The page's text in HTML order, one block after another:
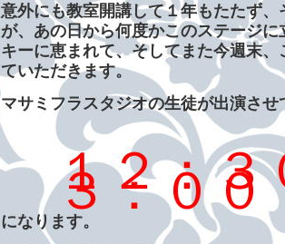
意外にも教室開講して１年もたたず
が、あの日から何度かこのステージ
キーに恵まれて、そしてまた今週末
ていただきます。
マサミフラスタジオの生徒が出演さ
１２：３
３：００
になります。